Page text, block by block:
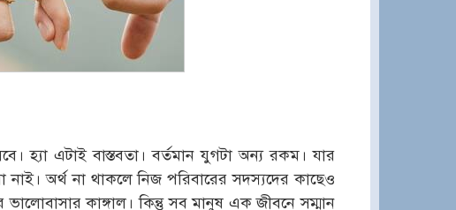
হ্যা এটাই বাস্তবতা। বর্তমান যুগটা অন্য রকম। যার
অর্থ না থাকলে নিজ পরিবারের সদস্যদের কাছেও
কাঙ্গাল। কিন্তু সব মানুষ এক জীবনে সম্মান